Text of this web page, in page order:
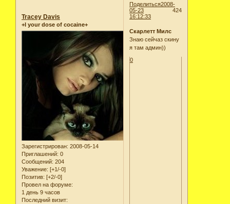
Поделиться
424
2008-
05-23
16:12:33
Tracey Davis
+I your dose of cocaine+
Зарегистрирован: 2008-05-14
Приглашений: 0
Сообщений: 204
Уважение: [+1/-0]
Позитив: [+2/-0]
Провел на форуме:
1 день 9 часов
Последний визит:
Скарлетт Милс
Знаю сейчаз скину
я там админ))
0